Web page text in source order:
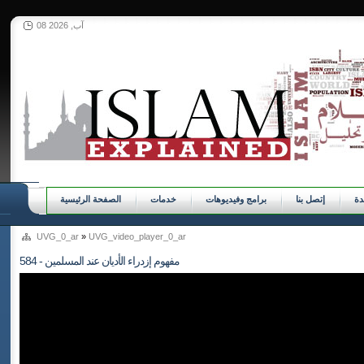
08 آب, 2026
الصفحة الرئيسية خدمات برامج وفيديوهات إتصل بنا
UVG_0_ar » UVG_video_player_0_ar
584 - مفهوم إزدراء الأديان عند المسلمين